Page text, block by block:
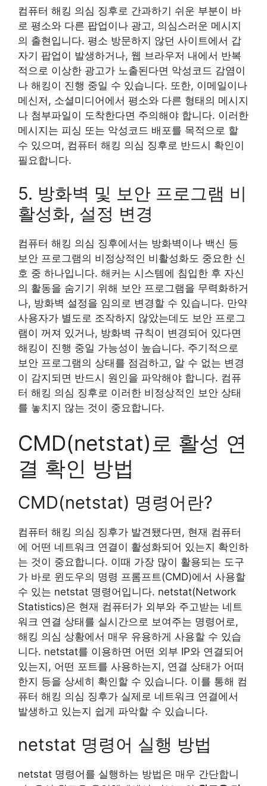
컴퓨터 해킹 의심 징후로 간과하기 쉬운 부분이 바
로 평소와 다른 팝업이나 광고, 의심스러운 메시지
의 출현입니다. 평소 방문하지 않던 사이트에서 갑
자기 팝업이 발생하거나, 웹 브라우저 내에서 반복
적으로 이상한 광고가 노출된다면 악성코드 감염이
나 해킹이 진행 중일 수 있습니다. 또한, 이메일이나
메신저, 소셜미디어에서 평소와 다른 형태의 메시지
나 첨부파일이 도착한다면 주의해야 합니다. 이러한
메시지는 피싱 또는 악성코드 배포를 목적으로 할
수 있으며, 컴퓨터 해킹 의심 징후로 반드시 확인이
필요합니다.
5. 방화벽 및 보안 프로그램 비
활성화, 설정 변경
컴퓨터 해킹 의심 징후에서는 방화벽이나 백신 등
보안 프로그램의 비정상적인 비활성화도 중요한 신
호 중 하나입니다. 해커는 시스템에 침입한 후 자신
의 활동을 숨기기 위해 보안 프로그램을 무력화하거
나, 방화벽 설정을 임의로 변경할 수 있습니다. 만약
사용자가 별도로 조작하지 않았는데도 보안 프로그
램이 꺼져 있거나, 방화벽 규칙이 변경되어 있다면
해킹이 진행 중일 가능성이 높습니다. 주기적으로
보안 프로그램의 상태를 점검하고, 알 수 없는 변경
이 감지되면 반드시 원인을 파악해야 합니다. 컴퓨
터 해킹 의심 징후로 이러한 비정상적인 보안 상태
를 놓치지 않는 것이 중요합니다.
CMD(netstat)로 활성 연
결 확인 방법
CMD(netstat) 명령어란?
컴퓨터 해킹 의심 징후가 발견됐다면, 현재 컴퓨터
에 어떤 네트워크 연결이 활성화되어 있는지 확인하
는 것이 중요합니다. 이때 가장 많이 활용되는 도구
가 바로 윈도우의 명령 프롬프트(CMD)에서 사용할
수 있는 netstat 명령어입니다. netstat(Network
Statistics)은 현재 컴퓨터가 외부와 주고받는 네트
워크 연결 상태를 실시간으로 보여주는 명령어로,
해킹 의심 상황에서 매우 유용하게 사용할 수 있습
니다. netstat를 이용하면 어떤 외부 IP와 연결되어
있는지, 어떤 포트를 사용하는지, 연결 상태가 어떠
한지 등을 상세히 확인할 수 있습니다. 이를 통해 컴
퓨터 해킹 의심 징후가 실제로 네트워크 연결에서
발생하고 있는지 쉽게 파악할 수 있습니다.
netstat 명령어 실행 방법
netstat 명령어를 실행하는 방법은 매우 간단합니